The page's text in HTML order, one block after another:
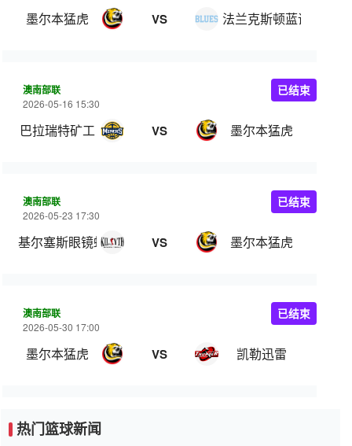
墨尔本猛虎 VS 法兰克斯顿蓝调
澳南部联
2026-05-16 15:30
巴拉瑞特矿工 VS 墨尔本猛虎
已结束
澳南部联
2026-05-23 17:30
基尔塞斯眼镜蛇 VS 墨尔本猛虎
已结束
澳南部联
2026-05-30 17:00
墨尔本猛虎 VS 凯勒迅雷
已结束
热门篮球新闻